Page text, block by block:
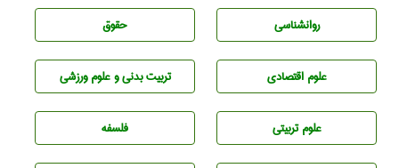
روانشناسی حقوق
علوم اقتصادی تربيت بدنی و علوم ورزشی
علوم تربيتی فلسفه